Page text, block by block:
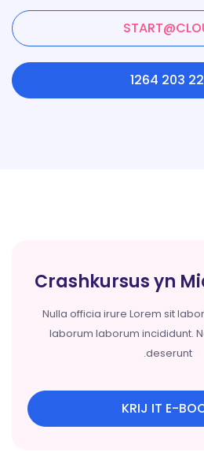
Crashkursus yn
Nulla officia irure Lorem sit
laborum laborum incididunt.
deserunt.
KRIJ IT E-